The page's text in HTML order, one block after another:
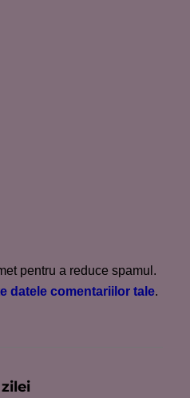
pentru a reduce spamul.
datele comentariilor tale.